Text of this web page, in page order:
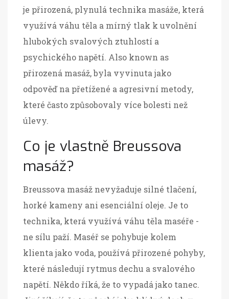
je přirozená, plynulá technika masáže, která
využívá váhu těla a mírný tlak k uvolnění
hlubokých svalových ztuhlostí a
psychického napětí. Also known as
přirozená masáž, byla vyvinuta jako
odpověď na přetížené a agresivní metody,
které často způsobovaly více bolesti než
úlevy.
Co je vlastně Breussova
masáž?
Breussova masáž nevyžaduje silné tlačení,
horké kameny ani esenciální oleje. Je to
technika, která využívá váhu těla maséře -
ne sílu paží. Maséř se pohybuje kolem
klienta jako voda, používá přirozené pohyby,
které následují rytmus dechu a svalového
napětí. Někdo říká, že to vypadá jako tanec.